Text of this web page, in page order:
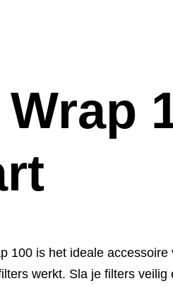
100 is het ideale accessoire
werkt. Sla je filters veilig